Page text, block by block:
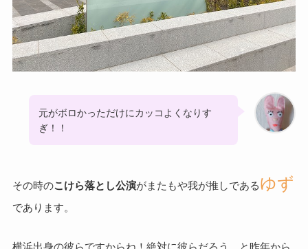
元がボロかっただけにカッコよくなりす
ぎ！！
その時のこけら落とし公演がまたもや我が推しであるゆず
であります。
横浜出身の彼らですからね！絶対に彼らだろう、と昨年から